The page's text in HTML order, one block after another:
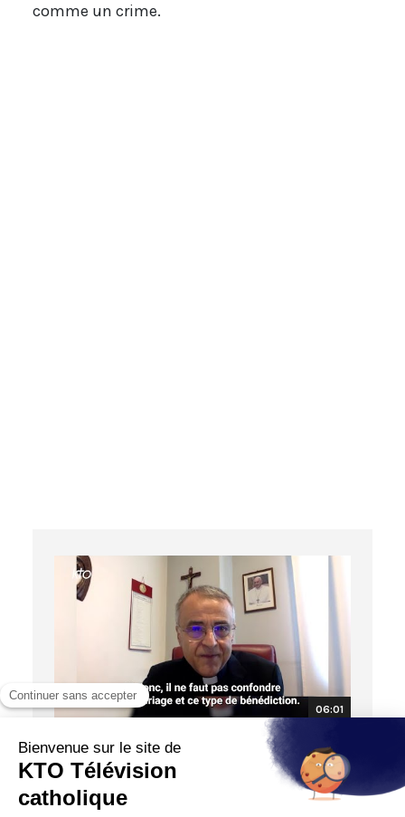
comme un crime.
06:01
TROIS QUESTIONS À ...
Bénédiction de couples de même sexe :